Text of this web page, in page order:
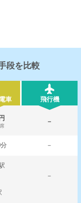
段を比較
車 飛行機
－
－
－